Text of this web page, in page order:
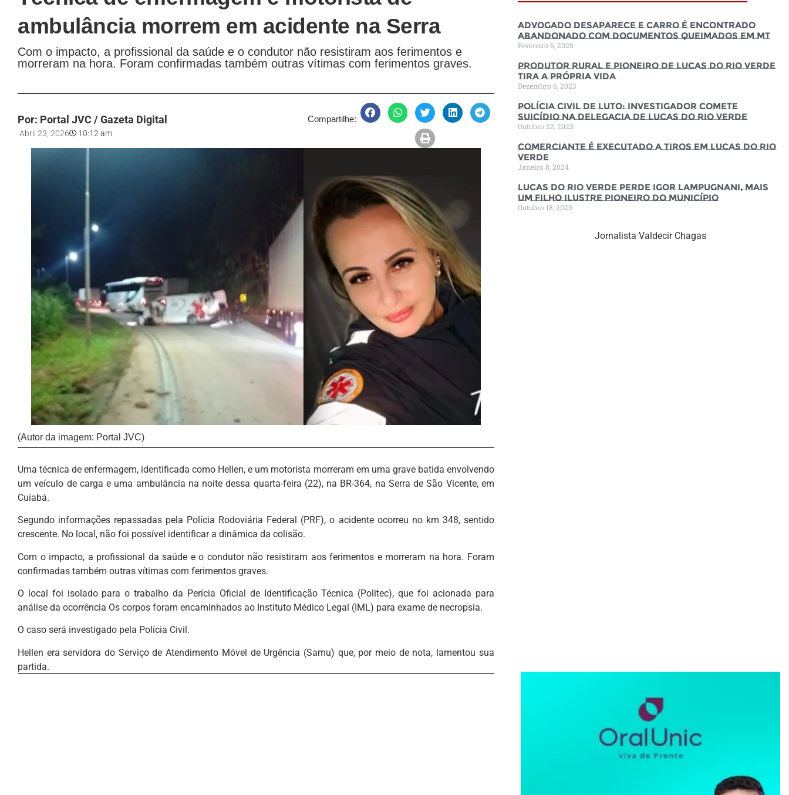
ambulância morrem em acidente na Serra
Com o impacto, a profissional da saúde e o condutor não resistiram aos ferimentos e
morreram na hora. Foram confirmadas também outras vítimas com ferimentos graves.
Por: Portal JVC / Gazeta Digital
Abril 23, 2026 10:12 am
Compartilhe:
(Autor da imagem: Portal JVC)
Uma técnica de enfermagem, identificada como Hellen, e um motorista morreram em uma grave batida envolvendo
um veículo de carga e uma ambulância na noite dessa quarta-feira (22), na BR-364, na Serra de São Vicente, em
Cuiabá.
Segundo informações repassadas pela Polícia Rodoviária Federal (PRF), o acidente ocorreu no km 348, sentido
crescente. No local, não foi possível identificar a dinâmica da colisão.
Com o impacto, a profissional da saúde e o condutor não resistiram aos ferimentos e morreram na hora. Foram
confirmadas também outras vítimas com ferimentos graves.
O local foi isolado para o trabalho da Perícia Oficial de Identificação Técnica (Politec), que foi acionada para
análise da ocorrência Os corpos foram encaminhados ao Instituto Médico Legal (IML) para exame de necropsia.
O caso será investigado pela Polícia Civil.
Hellen era servidora do Serviço de Atendimento Móvel de Urgência (Samu) que, por meio de nota, lamentou sua
partida.
Advogado desaparece e carro é encontrado
abandonado com documentos queimados em MT
Fevereiro 6, 2026
Produtor rural e pioneiro de Lucas do Rio Verde
tira a própria vida
Dezembro 6, 2023
Polícia Civil de luto: Investigador comete
suicídio na Delegacia de Lucas do Rio Verde
Outubro 22, 2023
Comerciante é executado a tiros em Lucas do Rio
Verde
Janeiro 8, 2024
Lucas do Rio Verde perde Igor Lampugnani, mais
um filho ilustre pioneiro do município
Outubro 18, 2023
Jornalista Valdecir Chagas